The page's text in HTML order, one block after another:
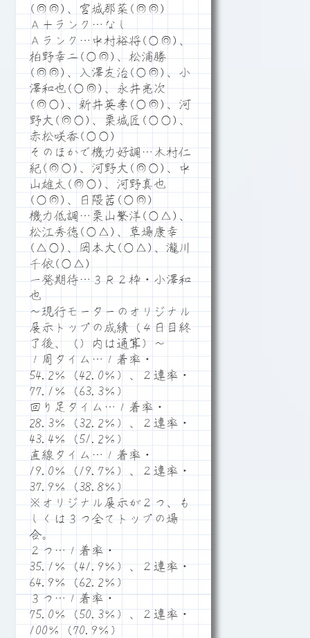
(◎◎)、宮城那菜(◎◎)
Ａ＋ランク…なし
Ａランク…中村裕将(○◎)、
柏野幸二(○◎)、松浦勝
(◎◎)、入澤友治(○◎)、小
澤和也(○◎)、永井亮次
(◎○)、新井英孝(○◎)、河
野大(◎○)、栗城匠(○○)、
赤松咲香(○○)
そのほかで機力好調…木村仁
紀(◎○)、河野大(◎○)、中
山雄太(◎○)、河野真也
(○◎)、日隈茜(○◎)
機力低調…栗山繁洋(○△)、
松江秀徳(○△)、草場康幸
(△○)、岡本大(○△)、瀧川
千依(○△)
一発期待…３Ｒ２枠・小澤和
也
～現行モーターのオリジナル
展示トップの成績（４日目終
了後、（）内は通算）～
１周タイム…１着率・
54.2％（42.0％）、２連率・
77.1％（63.3％）
回り足タイム…１着率・
28.3％（32.2％）、２連率・
43.4％（51.2％）
直線タイム…１着率・
19.0％（19.7％）、２連率・
37.9％（38.8％）
※オリジナル展示が２つ、も
しくは３つ全てトップの場
合。
２つ…１着率・
35.1％（41.9％）、２連率・
64.9％（62.2％）
３つ…１着率・
75.0％（50.3％）、２連率・
100％（70.9％）